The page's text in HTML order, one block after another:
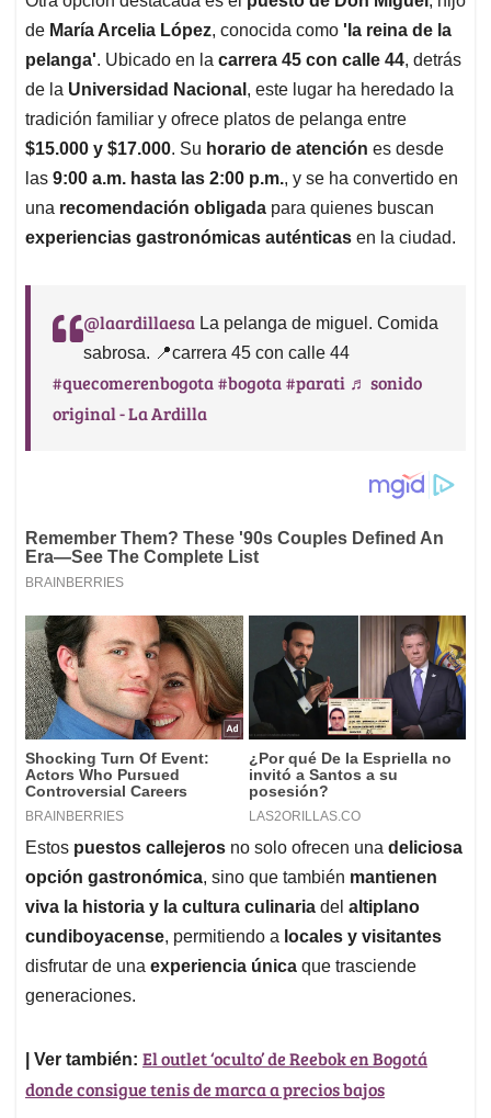
de María Arcelia López, conocida como 'la reina de la
pelanga'. Ubicado en la carrera 45 con calle 44, detrás
de la Universidad Nacional , este lugar ha heredado la
tradición familiar y ofrece platos de pelanga entre
$15.000 y $17.000. Su horario de atención es desde
las 9:00 a.m. hasta las 2:00 p.m., y se ha convertido en
una recomendación obligada para quienes buscan
experiencias gastronómicas auténticas en la ciudad.
@laardillaesa La pelanga de miguel. Comida
sabrosa. 📍carrera 45 con calle 44
#quecomerenbogota#bogota#parati ♬ sonido
original - La Ardilla
Estos puestos callejeros no solo ofrecen una deliciosa
opción gastronómica, sino que también mantienen
viva la historia y la cultura culinaria del altiplano
cundiboyacense, permitiendo a locales y visitantes
disfrutar de una experiencia única que trasciende
generaciones.
| Ver también: El outlet ‘oculto’ de Reebok en Bogotá
donde consigue tenis de marca a precios bajos